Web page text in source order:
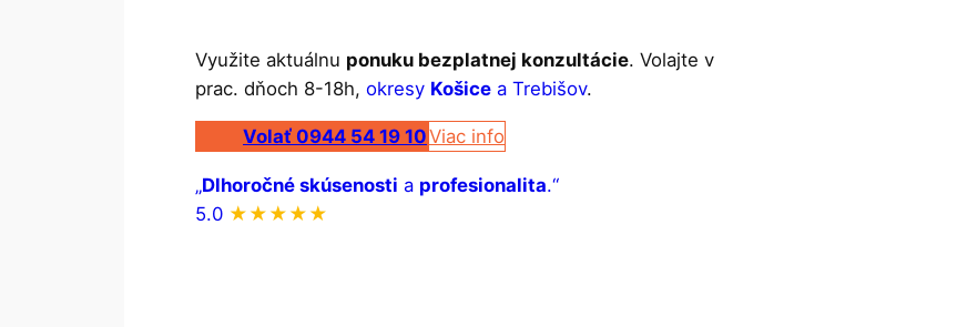
Využite aktuálnu ponuku bezplatnej konzultácie. Volajte v
prac. dňoch 8-18h, okresy Košice a Trebišov.
Volať 0944 54 19 10Viac info
„Dlhoročné skúsenosti a profesionalita.“
5.0 ★★★★★